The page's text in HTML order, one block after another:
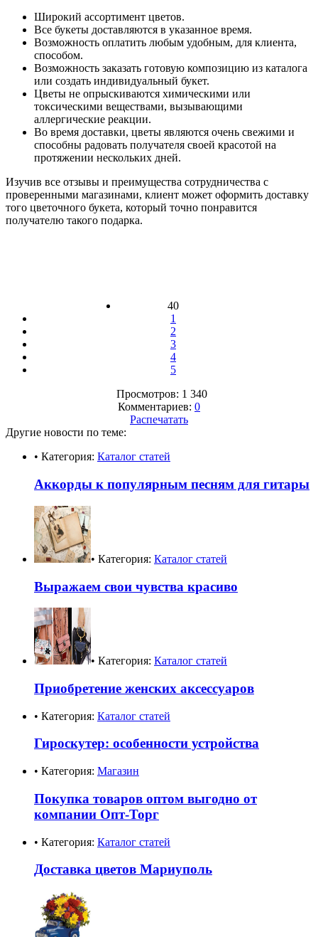
Широкий ассортимент цветов.
Все букеты доставляются в указанное время.
Возможность оплатить любым удобным, для клиента,
способом.
Возможность заказать готовую композицию из каталога
или создать индивидуальный букет.
Цветы не опрыскиваются химическими или
токсическими веществами, вызывающими
аллергические реакции.
Во время доставки, цветы являются очень свежими и
способны радовать получателя своей красотой на
протяжении нескольких дней.
Изучив все отзывы и преимущества сотрудничества с
проверенными магазинами, клиент может оформить доставку
того цветочного букета, который точно понравится
получателю такого подарка.
40
1
2
3
4
5
Просмотров: 1 340
Комментариев: 0
Распечатать
Другие новости по теме:
• Категория: Каталог статей
Аккорды к популярным песням для гитары
• Категория: Каталог статей
Выражаем свои чувства красиво
• Категория: Каталог статей
Приобретение женских аксессуаров
• Категория: Каталог статей
Гироскутер: особенности устройства
• Категория: Магазин
Покупка товаров оптом выгодно от
компании Опт-Торг
• Категория: Каталог статей
Доставка цветов Мариуполь